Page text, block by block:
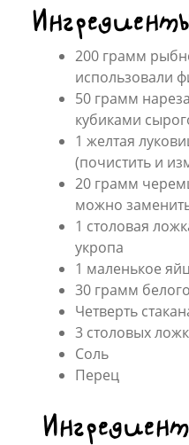
200 грамм
использовали
50 грамм
кубиками
1 желтая
(почистить и
20 грамм
можно
1 столовая
укропа
1 маленькое
30 грамм
Четверть
3 столовых
Соль
Перец